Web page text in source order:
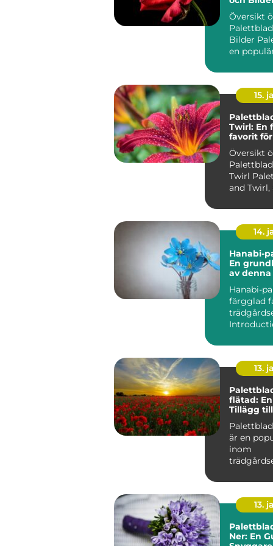
Översikt
Bilder
en
s...
15.
Twirl: En
favorit
Översikt
Twirl Palettblad Twist
and Twirl,
an...
14.
Hanabi-
En
av
Hanabi-
färgglad
13.
flätad:
Tillägg
är en
inom
unika
13.
Ner: En